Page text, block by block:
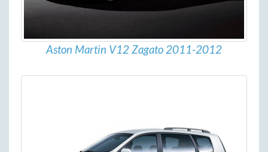
Aston Martin V12 Zagato 2011-2012